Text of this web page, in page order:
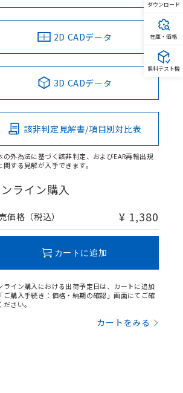
2D CADデータ
3D CADデータ
該非判定見解書/項目別対比表
の外為法に基づく該非判定、およびEAR再輸出規
関する見解が入手できます。
ライン購入
価格（税込） ¥ 1,380
カートに追加
ライン購入における出荷予定日は、カートに追加
ご購入手続き：価格・納期の確認」画面にてご確
ださい。
カートをみる
ダウンロード
在庫・価格
無料テスト機